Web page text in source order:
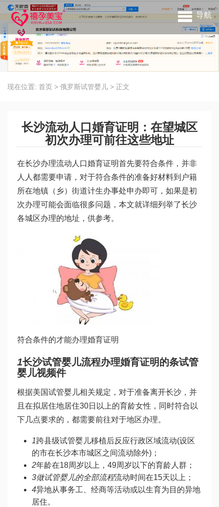
导航
现在位置: 首页 > 俄罗斯试管婴儿 > 正文
长沙流动人口婚育证明：在望城区
初次办理可前往这些地址
在长沙办理流动人口婚育证明首先要符合条件，并非
人人都需要申请，对于符合条件的准备好材料到户籍
所在地镇（乡）街道计生办事处申办即可，如果是初
次办理可能会面临很多问题，本文就详细列举了长沙
各城区办理的地址，供参考。
符合条件的才能办理婚育证明
1长沙试管婴儿流程办理婚育证明的条试管
婴儿视频件
根据美国试管婴儿相关规定，对于准备离开长沙，并
且在拟居住地居住30日以上的育龄女性，同时符合以
下几点要求的，都需要前往对于地区办理。
1跨县级试管婴儿移植后反应行政区域流动(设区
的市在长沙本市城区之间流动除外)；
2年龄在18周岁以上，49周岁以下的育龄人群；
3做试管婴儿的全部流程流动时间在15天以上；
4异地从事务工、经商等活动或以生育为目的异地
居住。